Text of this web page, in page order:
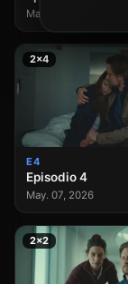
May. 07, 2026
2×4
E4
Episodio 4
May. 07, 2026
2×2